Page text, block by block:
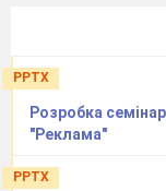
PPTX
Розробка
"Реклама"
PPTX